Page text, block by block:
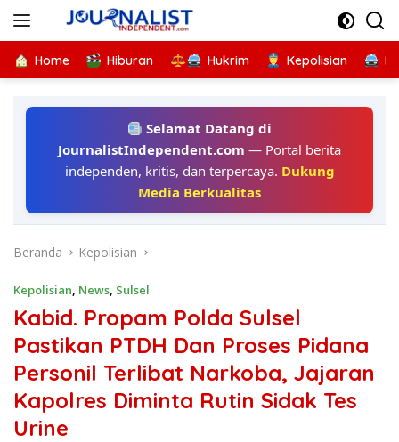
Home Hiburan Hukrim Kepolisian
Selamat Datang di
JournalistIndependent.com — Portal berita
independen, kritis, dan terpercaya. Dukung
Media Berkualitas
Beranda Kepolisian
Kepolisian, News, Sulsel
Kabid. Propam Polda Sulsel
Pastikan PTDH Dan Proses Pidana
Personil Terlibat Narkoba, Jajaran
Kapolres Diminta Rutin Sidak Tes
Urine